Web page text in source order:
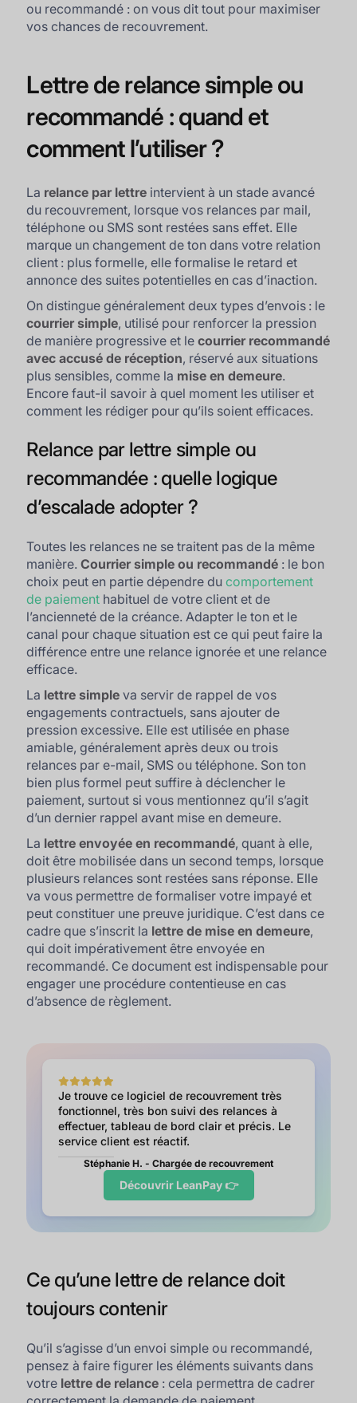
ou recommandé : on vous dit tout pour maximiser
vos chances de recouvrement.
Lettre de relance simple ou
recommandé : quand et
comment l’utiliser ?
La relance par lettre intervient à un stade avancé
du recouvrement, lorsque vos relances par mail,
téléphone ou SMS sont restées sans effet. Elle
marque un changement de ton dans votre relation
client : plus formelle, elle formalise le retard et
annonce des suites potentielles en cas d’inaction.
On distingue généralement deux types d’envois : le
courrier simple, utilisé pour renforcer la pression
de manière progressive et lecourrier recommandé
avec accusé de réception, réservé aux situations
plus sensibles, comme la mise en demeure.
Encore faut-il savoir à quel moment les utiliser et
comment les rédiger pour qu’ils soient efficaces.
Relance par lettre simple ou
recommandée : quelle logique
d’escalade adopter ?
Toutes les relances ne se traitent pas de la même
manière.Courrier simple ou recommandé : le bon
choix peut en partie dépendre ducomportement
de paiement habituel de votre client et de
l’ancienneté de la créance. Adapter le ton et le
canal pour chaque situation est ce qui peut faire la
différence entre une relance ignorée et une relance
efficace.
La lettre simple va servir de rappel de vos
engagements contractuels, sans ajouter de
pression excessive. Elle est utilisée en phase
amiable, généralement après deux ou trois
relances par e-mail, SMS ou téléphone. Son ton
bien plus formel peut suffire à déclencher le
paiement, surtout si vous mentionnez qu’il s’agit
d’un dernier rappel avant mise en demeure.
La lettre envoyée en recommandé, quant à elle,
doit être mobilisée dans un second temps, lorsque
plusieurs relances sont restées sans réponse. Elle
va vous permettre de formaliser votre impayé et
peut constituer une preuve juridique. C’est dans ce
cadre que s’inscrit la lettre de mise en demeure,
qui doit impérativement être envoyée en
recommandé. Ce document est indispensable pour
engager une procédure contentieuse en cas
d’absence de règlement.
Je trouve ce logiciel de recouvrement très
fonctionnel, très bon suivi des relances à
effectuer, tableau de bord clair et précis. Le
service client est réactif.
Stéphanie H. - Chargée de recouvrement
Découvrir LeanPay 👉
Ce qu’une lettre de relance doit
toujours contenir
Qu’il s’agisse d’un envoi simple ou recommandé,
pensez à faire figurer les éléments suivants dans
votre lettre de relance : cela permettra de cadrer